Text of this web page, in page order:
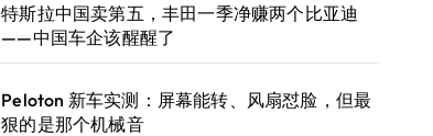
特斯拉中国卖第五，丰田一季净赚两个比亚迪
——中国车企该醒醒了
Peloton 新车实测：屏幕能转、风扇怼脸，但最
狠的是那个机械音